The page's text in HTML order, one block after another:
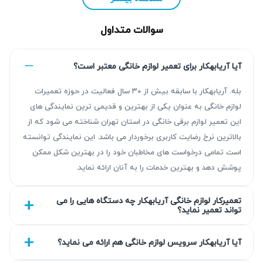
تعمیر آبسردکن افترون در زمان مناسب، یکی از عوامل حیاتی
مشکلات جزئی که نادیده گرفته شوند می‌توانند به خرابی‌های
سوالات متداول
آیا آریابهکار برای تعمیر لوازم خانگی معتبر است؟
بله. آریابهکار با سابقه بیش از ۳۰ سال فعالیت در حوزه تعمیرات
لوازم خانگی به عنوان یکی از بهترین و قدیمی ترین نمایندگی های
این تعمیر لوازم برقی خانگی در استان تهران شناخته می شود که از
بالاترین نرخ رضایت کاربری برخوردار می باشد. این نمایندگی توانسته
است تمامی درخواست های مخاطبان خود را در بهترین شکل ممکن
پوشش دهد و بهترین خدمات را به آنان ارائه نماید.
تعمیرکار لوازم خانگی آریابهکار چه دستگاه هایی را می
تواند تعمیر نماید؟
آیا آریابهکار سرویس لوازم خانگی هم ارائه می نماید؟